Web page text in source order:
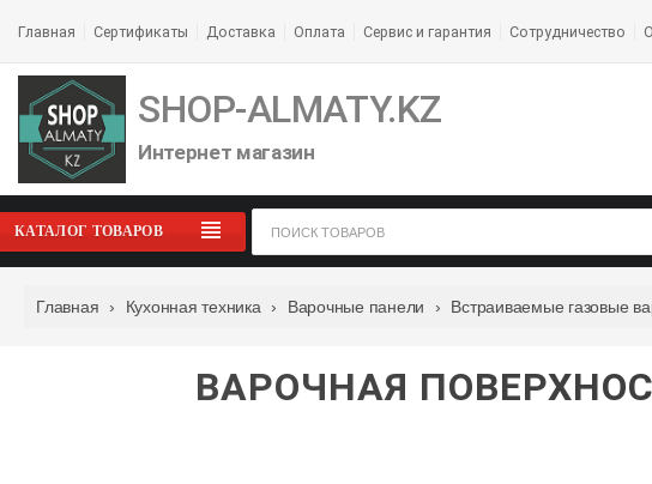
Главная Сертификаты Доставка Оплата Сервис и гарантия Сотрудничество
SHOP-ALMATY.KZ
Интернет магазин
КАТАЛОГ ТОВАРОВ
Главная › Кухонная техника › Варочные панели › Встраиваемые газовые
ВАРОЧНАЯ